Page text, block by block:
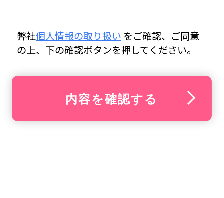
弊社個人情報の取り扱い をご確認、ご同意
の上、下の確認ボタンを押してください。